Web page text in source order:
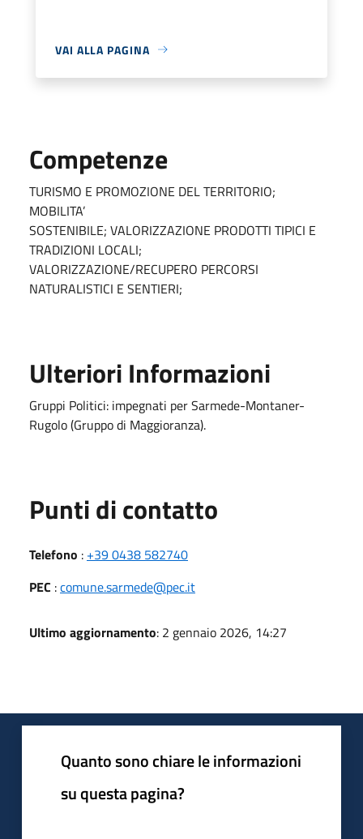
VAI ALLA PAGINA
Competenze
TURISMO E PROMOZIONE DEL TERRITORIO;
MOBILITA’
SOSTENIBILE; VALORIZZAZIONE PRODOTTI TIPICI E
TRADIZIONI LOCALI;
VALORIZZAZIONE/RECUPERO PERCORSI
NATURALISTICI E SENTIERI;
Ulteriori Informazioni
Gruppi Politici: impegnati per Sarmede-Montaner-
Rugolo (Gruppo di Maggioranza).
Punti di contatto
Telefono : +39 0438 582740
PEC :comune.sarmede@pec.it
Ultimo aggiornamento: 2 gennaio 2026, 14:27
Quanto sono chiare le informazioni
su questa pagina?